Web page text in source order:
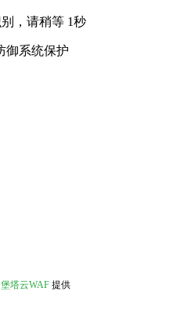
，请稍等 1秒
御系统保护
堡塔云WAF 提供